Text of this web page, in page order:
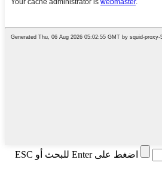
اضغط على Enter للبحث أو ESC